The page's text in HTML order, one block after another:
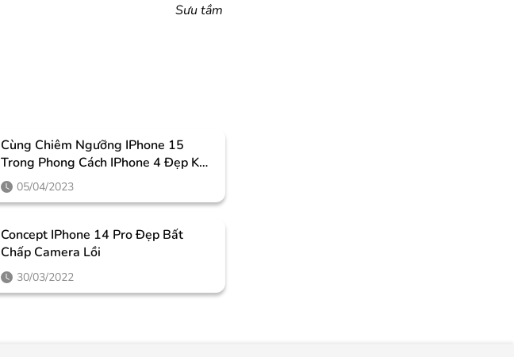
Sưu tầm
Cùng Chiêm Ngưỡng IPhone 15
Trong Phong Cách IPhone 4 Đẹp Khó
Cưỡng
05/04/2023
Concept IPhone 14 Pro Đẹp Bất
Chấp Camera Lồi
30/03/2022